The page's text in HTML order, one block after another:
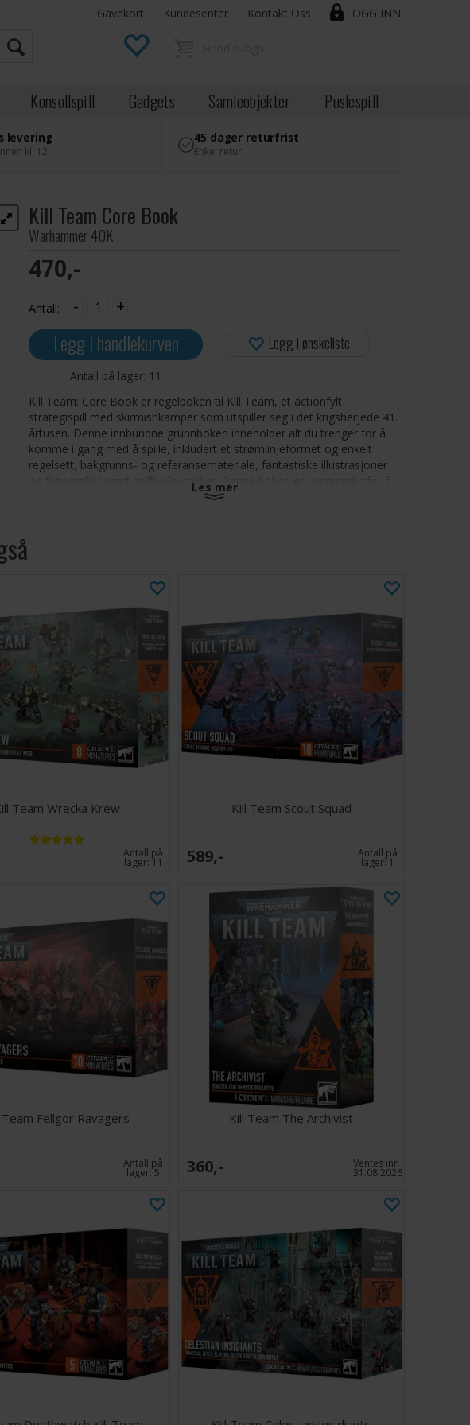
LOGG INN
Gavekort Kundesenter Kontakt Oss
Konsollspill Gadgets Samleobjekter Puslespill
levering
kl. 12
45 dager returfrist
Enkel retur
Kill Team Core Book
Warhammer 40K
470,-
Antall: - +
Legg i handlekurven
Antall på lager: 11
Legg i ønskeliste
Kill Team: Core Book er regelboken til Kill Team, et actionfylt
strategispill med skirmishkamper som utspiller seg i det krigsherjede 41.
årtusen. Denne innbundne grunnboken inneholder alt du trenger for å
komme i gang med å spille, inkludert et strømlinjeformet og enkelt
regelsett, bakgrunns- og referansemateriale, fantastiske illustrasjoner
og fotografier samt spillhjelpemidler. Denne boken er uunnværlig for å
spille Kill Team, enten du nettopp har begynt eller er en erfaren
Omfattende oversikt over settingen og fraksjonen, og en titt på
noen eksempler på drapslag som kan inspirere deg
Regeldel med strømlinjeformet regelsett med fokus på rask
handling - en oversikt over de viktigste reglene, fasene og
handlingene agentene dine kan utføre
Missions for standard matched play, co-op, solospill og
flerspillerspill
Tillegg med nyttige veiledninger og referansemateriale
92x brikker for å spore Orders, Status, Grenades, Objectives og
mye mer
Les mer
Team Wrecka Krew
Antall på
lager: 11
Kill Team Scout Squad
589,- Antall på
lager:1
Team Fellgor Ravagers
Antall på
lager:5
Kill Team The Archivist
360,- Ventes inn
31.08.2026